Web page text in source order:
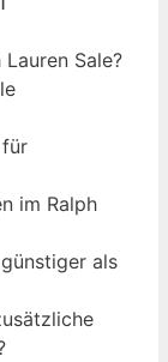
Sale?
im Ralph
als